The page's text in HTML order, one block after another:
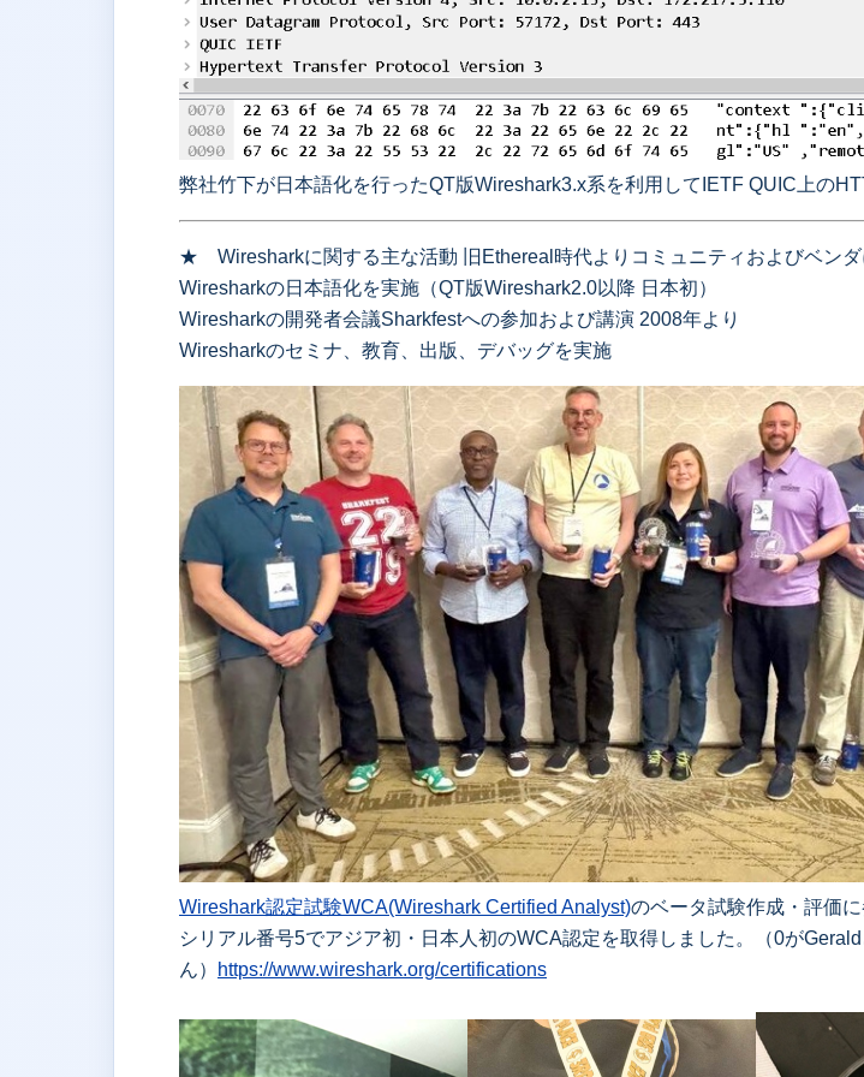
弊社竹下が日本語化を行ったQT版Wireshark3.x系を利用してIETF QUIC上の
★ Wiresharkに関する主な活動 旧Ethereal時代よりコミュニティおよびベンダ
Wiresharkの日本語化を実施（QT版Wireshark2.0以降 日本初）
Wiresharkの開発者会議Sharkfestへの参加および講演 2008年より
Wiresharkのセミナ、教育、出版、デバッグを実施
Wireshark認定試験WCA(Wireshark Certified Analyst)のベータ試験作成・評価
シリアル番号5でアジア初・日本人初のWCA認定を取得しました。（0が
ん）
https://www.wireshark.org/certifications